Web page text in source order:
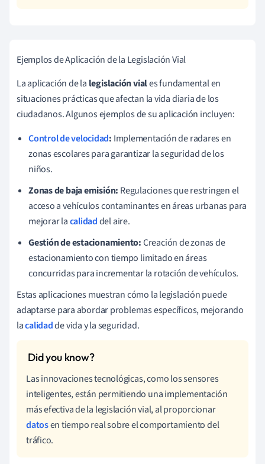
Ejemplos de Aplicación de la Legislación Vial
La aplicación de la legislación viales fundamental en
situaciones prácticas que afectan la vida diaria de los
ciudadanos. Algunos ejemplos de su aplicación incluyen:
Control de velocidad: Implementación de radares en
zonas escolares para garantizar la seguridad de los
niños.
Zonas de baja emisión: Regulaciones que restringen el
acceso a vehículos contaminantes en áreas urbanas para
mejorar lacalidaddel aire.
Gestión de estacionamiento:Creación de zonas de
estacionamiento con tiempo limitado en áreas
concurridas para incrementar la rotación de vehículos.
Estas aplicaciones muestran cómo la legislación puede
adaptarse para abordar problemas específicos, mejorando
lacalidadde vida y la seguridad.
Las innovaciones tecnológicas, como los sensores
inteligentes, están permitiendo una implementación
más efectiva de la legislación vial, al proporcionar
datosen tiempo real sobre el comportamiento del
tráfico.